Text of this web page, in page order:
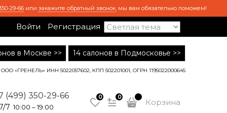
29-66 или закажите обратный звонок, мы вам обязательно поможем!
Войти Регистрация
в Москве >> 14 салонов в Подмосковье >>
ООО «ГРЕНЕЛЬ» ИНН 5022057602, КПП 502201001, ОГРН 1195022000645
(499) 350-29-66
7 10:00 – 19:00
0 0
Корзина